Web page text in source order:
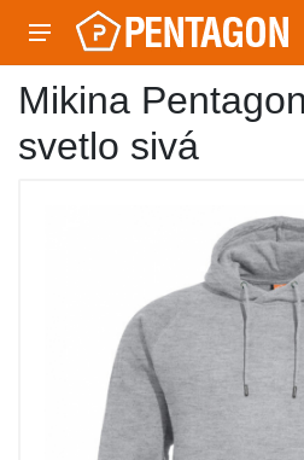
Mikina
svetlo sivá